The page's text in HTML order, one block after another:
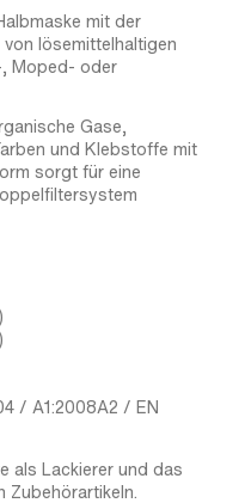
mit der
lösemittelhaltigen
Moped- oder
Gase,
und Klebstoffe mit
sorgt für eine
/ A1:2008A2 / EN
als Lackierer und das
Zubehörartikeln.